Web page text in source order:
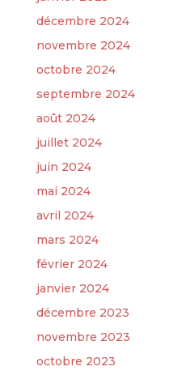
décembre 2024
novembre 2024
octobre 2024
septembre 2024
août 2024
juillet 2024
juin 2024
mai 2024
avril 2024
mars 2024
février 2024
janvier 2024
décembre 2023
novembre 2023
octobre 2023